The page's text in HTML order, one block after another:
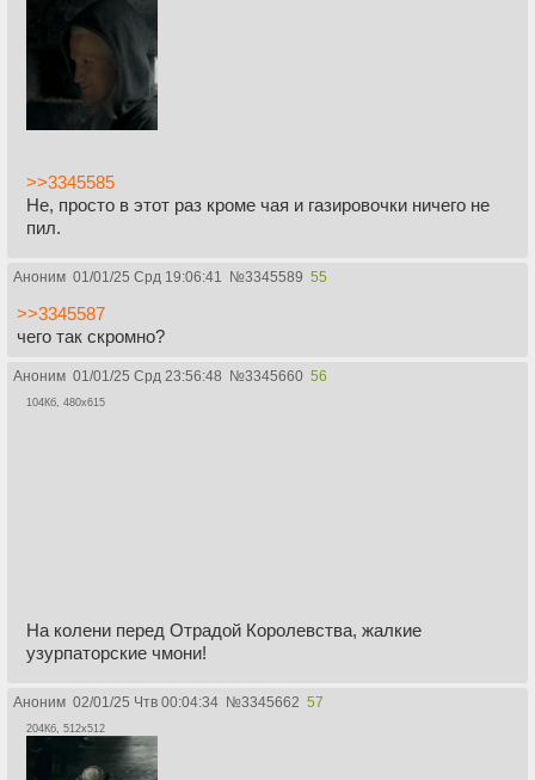
>>3345585
Не, просто в этот раз кроме чая и газировочки ничего не
пил.
Аноним 01/01/25 Срд 19:06:41 №3345589 55
>>3345587
чего так скромно?
Аноним 01/01/25 Срд 23:56:48 №3345660 56
104Кб, 480x615
На колени перед Отрадой Королевства, жалкие
узурпаторские чмони!
Аноним 02/01/25 Чтв 00:04:34 №3345662 57
204Кб, 512x512